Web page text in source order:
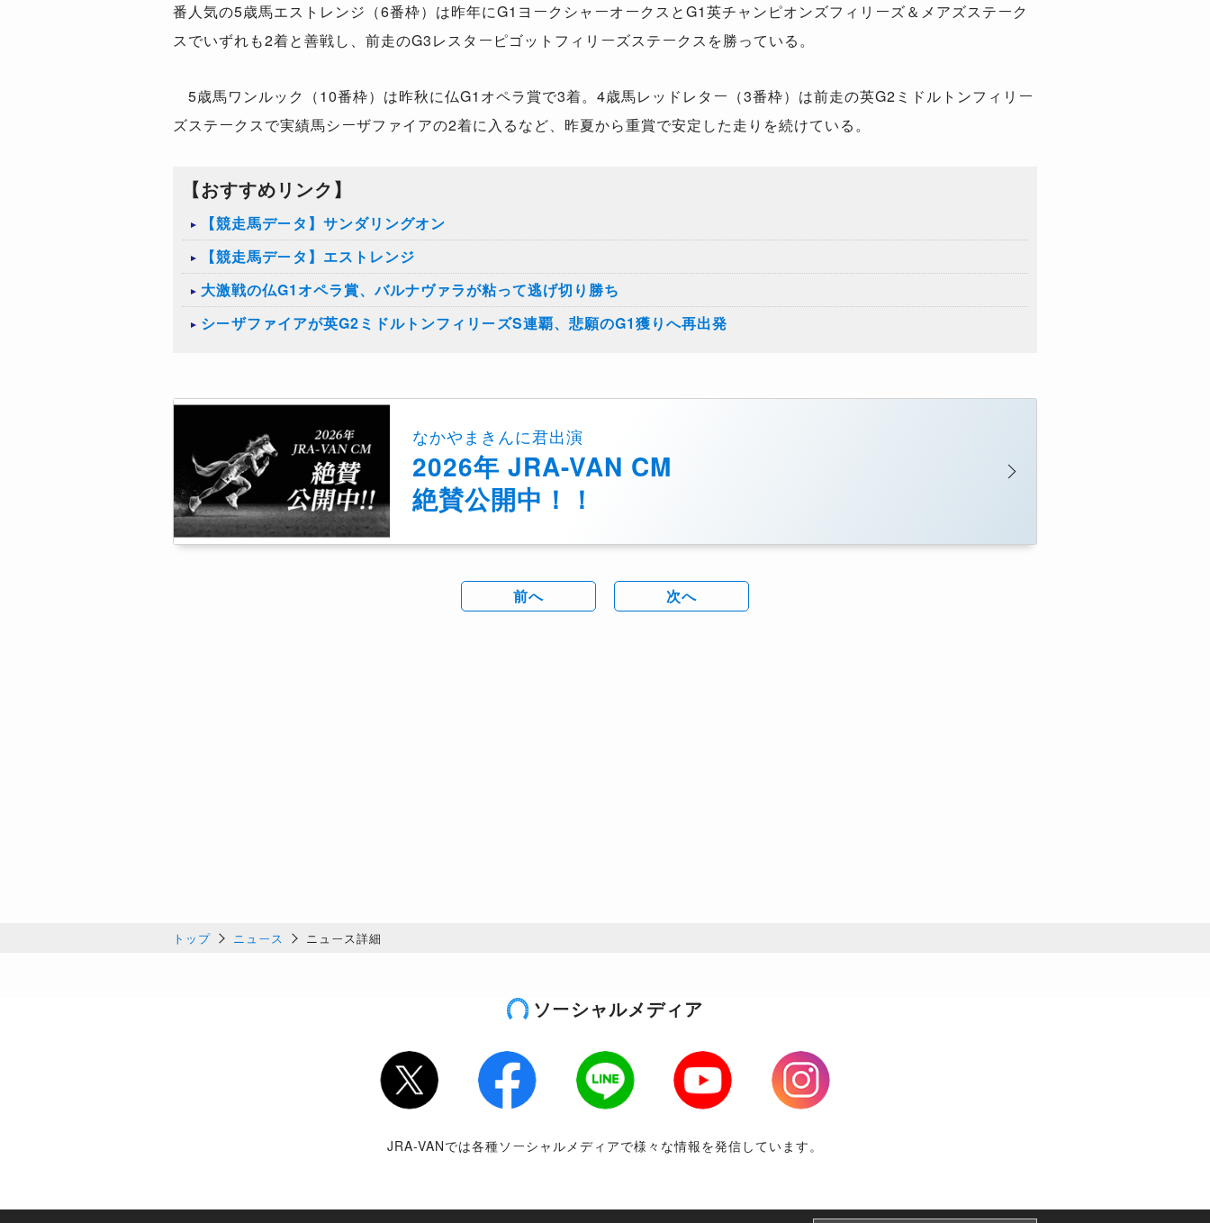
番人気の5歳馬エストレンジ（6番枠）は昨年にG1ヨークシャーオークスとG1英チャンピオンズフィリーズ＆メアズステーク
スでいずれも2着と善戦し、前走のG3レスターピゴットフィリーズステークスを勝っている。
5歳馬ワンルック（10番枠）は昨秋に仏G1オペラ賞で3着。4歳馬レッドレター（3番枠）は前走の英G2ミドルトンフィリー
ズステークスで実績馬シーザファイアの2着に入るなど、昨夏から重賞で安定した走りを続けている。
【おすすめリンク】
【競走馬データ】サンダリングオン
【競走馬データ】エストレンジ
大激戦の仏G1オペラ賞、バルナヴァラが粘って逃げ切り勝ち
シーザファイアが英G2ミドルトンフィリーズS連覇、悲願のG1獲りへ再出発
なかやまきんに君出演
2026年 JRA-VAN CM
絶賛公開中！！
前へ 次へ
トップ ニュース ニュース詳細
ソーシャルメディア
Twitter Facebook LINE Youtube
Instagram
JRA-VANでは各種ソーシャルメディアで様々な情報を発信しています。